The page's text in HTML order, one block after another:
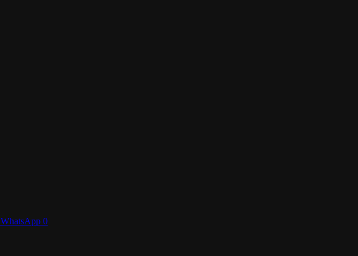
WhatsApp 0